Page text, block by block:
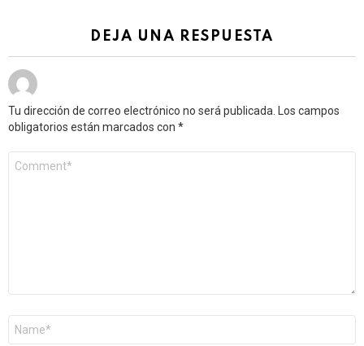
DEJA UNA RESPUESTA
Tu dirección de correo electrónico no será publicada.
Los campos
obligatorios están marcados con *